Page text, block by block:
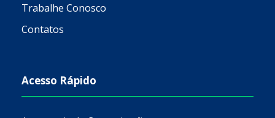
Trabalhe Conosco
Contatos
Acesso Rápido